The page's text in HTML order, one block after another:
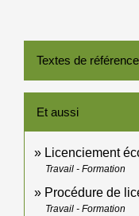
Textes de référence
Et aussi
Licenciement
Travail - Formation
Procédure de
Travail - Formation